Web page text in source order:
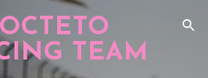
para o conteúdo principal
OCTETO
TEAM